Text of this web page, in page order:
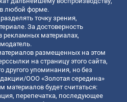
любой форме.
точку зрения,
За достоверность
материалах,
размещенных на этом
на страницу этого сайта,
другого упоминания, но без
ООО «Золотая середина»
будет считаться:
перепечатка, последующее